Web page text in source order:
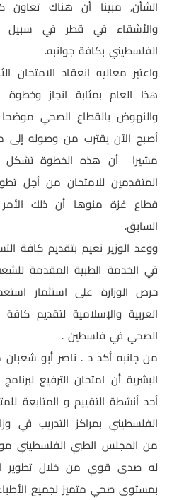
الشأن, مبينا أن هناك تعاون
والأشقاء في قطر في سبيل
الفلسطيني بكافة جوانبه.
واعتبر معاليه انعقاد الامتحان
هذا العام بمثابة انجاز وخطوة
والنهوض بالقطاع الصحي موضحا
أصبح الآن يقترب من وصوله إلى
مشيرا أن هذه الخطوة تشكل
المتقدمين للامتحان من أجل
قطاع غزة منوها أن ذلك
السابق.
ووعد الوزير نعيم بتقديم كافة
في الخدمة الطبية المقدمة
حرص الوزارة على استثمار
العربية والإسلامية لتقديم
الصحي في فلسطين .
من جانبه أكد د . ناصر أبو شعبان
البشرية أن امتحان الترفيع
أحد أنشطة التقييم و المتابعة
الفلسطيني بمراكز التدريب في
من المجلس الطبي الفلسطيني
له صدى قوي من خلال تطوير
بمستوى صحي متميز لجميع